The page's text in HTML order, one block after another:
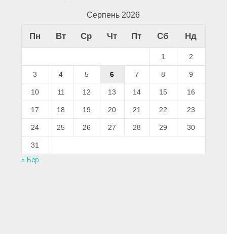
Серпень 2026
Пн Вт Ср Чт Пт Сб Нд
1 2
3 4 5 6 7 8 9
10 11 12 13 14 15 16
17 18 19 20 21 22 23
24 25 26 27 28 29 30
31
« Бер